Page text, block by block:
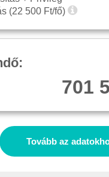
(22 500 Ft/fő)
701
Tovább az